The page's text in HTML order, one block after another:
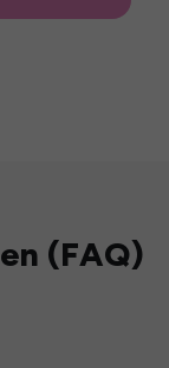
(FAQ)